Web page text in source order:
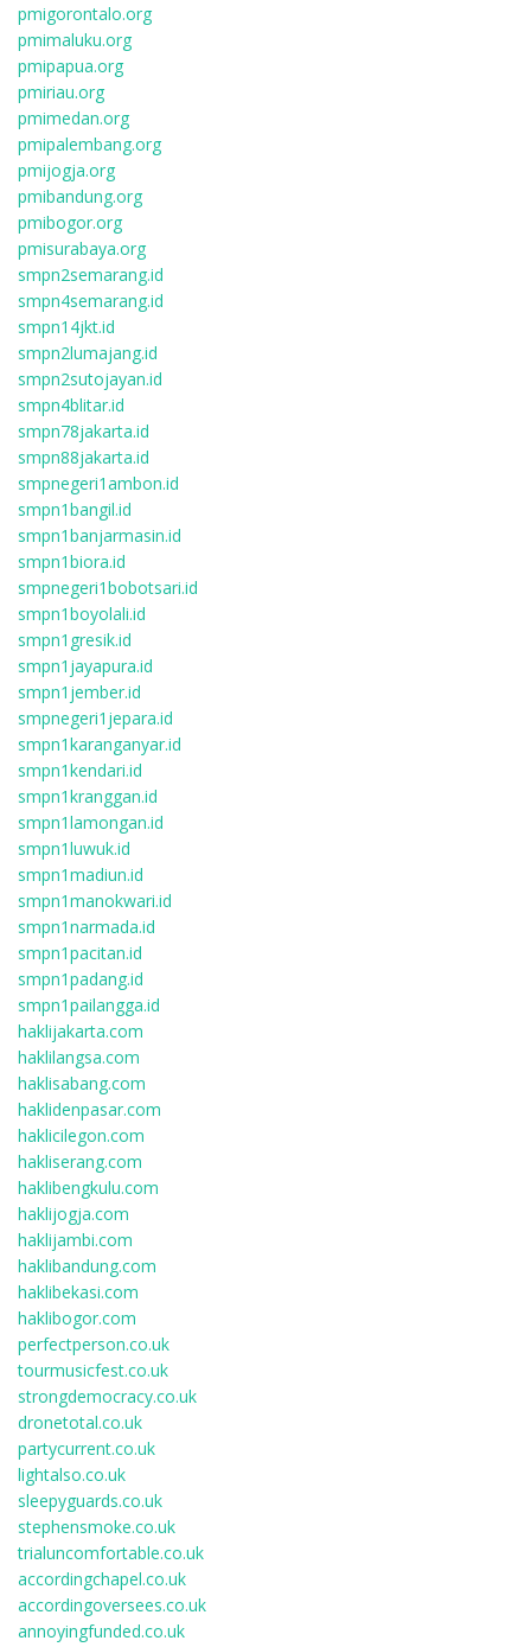
pmigorontalo.org
pmimaluku.org
pmipapua.org
pmiriau.org
pmimedan.org
pmipalembang.org
pmijogja.org
pmibandung.org
pmibogor.org
pmisurabaya.org
smpn2semarang.id
smpn4semarang.id
smpn14jkt.id
smpn2lumajang.id
smpn2sutojayan.id
smpn4blitar.id
smpn78jakarta.id
smpn88jakarta.id
smpnegeri1ambon.id
smpn1bangil.id
smpn1banjarmasin.id
smpn1biora.id
smpnegeri1bobotsari.id
smpn1boyolali.id
smpn1gresik.id
smpn1jayapura.id
smpn1jember.id
smpnegeri1jepara.id
smpn1karanganyar.id
smpn1kendari.id
smpn1kranggan.id
smpn1lamongan.id
smpn1luwuk.id
smpn1madiun.id
smpn1manokwari.id
smpn1narmada.id
smpn1pacitan.id
smpn1padang.id
smpn1pailangga.id
haklijakarta.com
haklilangsa.com
haklisabang.com
haklidenpasar.com
haklicilegon.com
hakliserang.com
haklibengkulu.com
haklijogja.com
haklijambi.com
haklibandung.com
haklibekasi.com
haklibogor.com
perfectperson.co.uk
tourmusicfest.co.uk
strongdemocracy.co.uk
dronetotal.co.uk
partycurrent.co.uk
lightalso.co.uk
sleepyguards.co.uk
stephensmoke.co.uk
trialuncomfortable.co.uk
accordingchapel.co.uk
accordingoversees.co.uk
annoyingfunded.co.uk